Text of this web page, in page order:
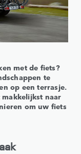
met de fiets?
te
op een terrasje.
naar
om uw fiets